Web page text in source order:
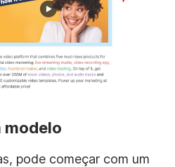
modelo
pode começar com um